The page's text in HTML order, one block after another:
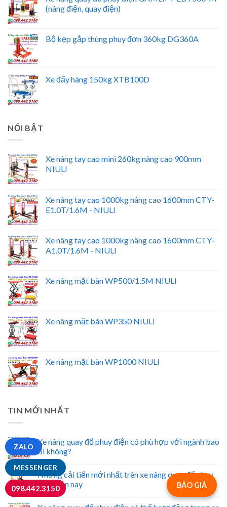
(nâng điện, quay điện)
Bộ kẹp gắp thùng phuy đơn 360kg DG360A
Xe đẩy hàng 150kg XTB100D
NỔI BẬT
Xe nâng tay cao mini 260kg nâng cao 900mm
NIULI
Xe nâng tay cao 1000kg nâng cao 1600mm CTY-
E1.0T/1.6M - NIULI
Xe nâng tay cao 1000kg nâng cao 1600mm CTY-
A1.0T/1.6M - NIULI
Xe nâng mặt bàn WP500/1.5M NIULI
Xe nâng mặt bàn WP350 NIULI
Xe nâng mặt bàn WP1000 NIULI
TIN MỚI NHẤT
Xe nâng quay đổ phuy điện có phù hợp với ngành bao
bì không?
Những cải tiến mới nhất trên xe nâng quay đổ phuy
điện hiện nay
BÁO GIÁ
MESSENGER
ZALO
098.442.3150